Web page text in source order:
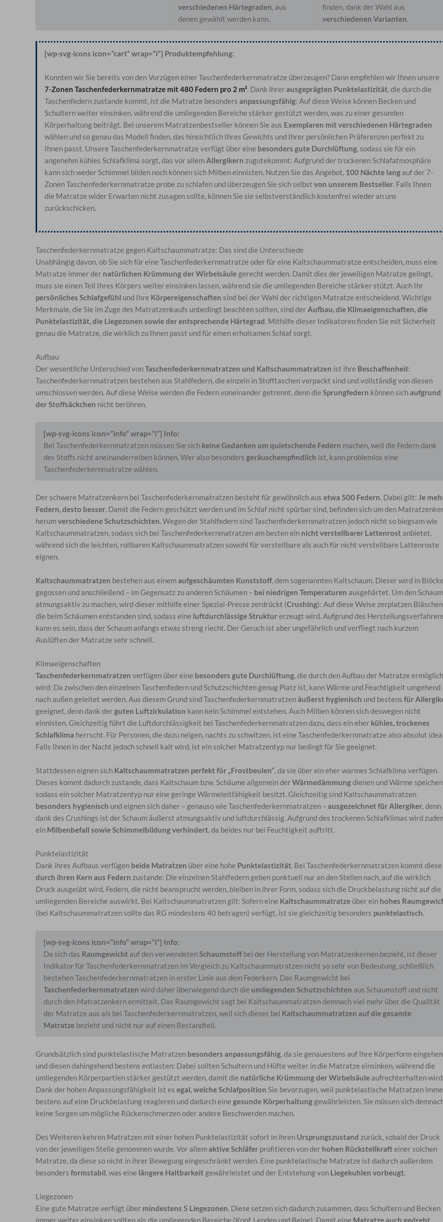
verschiedenen Härtegraden, aus
denen gewählt werden kann.
finden, dank der Wahl aus
verschiedenen Varianten.
[wp-svg-icons icon=“cart“ wrap=“i“] Produktempfehlung:
Konnten wir Sie bereits von den Vorzügen einer Taschenfederkernmatratze überzeugen? Dann empfehlen wir Ihnen unsere
7-Zonen Taschenfederkernmatratze mit480 Federn pro 2 m². Dank ihrerausgeprägten Punktelastizität, die durch die
Taschenfedern zustande kommt, ist die Matratze besonders anpassungsfähig: Auf diese Weise können Becken und
Schultern weiter einsinken, während die umliegenden Bereiche stärker gestützt werden, was zu einer gesunden
Körperhaltung beiträgt. Bei unserem Matratzenbestseller können Sie aus Exemplaren mit verschiedenen Härtegraden
wählen und so genau das Modell finden, das hinsichtlich Ihres Gewichts und Ihrer persönlichen Präferenzen perfekt zu
Ihnen passt. Unsere Taschenfederkernmatratze verfügt über eine besonders gute Durchlüftung, sodass sie für ein
angenehm kühles Schlafklima sorgt, das vor allemAllergikern zugutekommt: Aufgrund der trockenen Schlafatmosphäre
kann sich weder Schimmel bilden noch können sich Milben einnisten. Nutzen Sie das Angebot, 100 Nächte lang auf der 7-
Zonen Taschenfederkernmatratze probe zu schlafen und überzeugen Sie sich selbst von unserem Bestseller. Falls Ihnen
die Matratze wider Erwarten nicht zusagen sollte, können Sie sie selbstverständlich kostenfrei wieder an uns
zurückschicken.
Taschenfederkernmatratze gegen Kaltschaummatratze: Das sind die Unterschiede
Unabhängig davon, ob Sie sich für eine Taschenfederkernmatratze oder für eine Kaltschaummatratze entscheiden, muss eine
Matratze immer der natürlichen Krümmung der Wirbelsäule gerecht werden. Damit dies der jeweiligen Matratze gelingt,
muss sie einen Teil Ihres Körpers weiter einsinken lassen, während sie die umliegenden Bereiche stärker stützt. Auch Ihr
persönliches Schlafgefühl und Ihre Körpereigenschaften sind bei der Wahl der richtigen Matratze entscheidend. Wichtige
Merkmale, die Sie im Zuge des Matratzenkaufs unbedingt beachten sollten, sind derAufbau, die Klimaeigenschaften, die
Punktelastizität, die Liegezonen sowie der entsprechende Härtegrad. Mithilfe dieser Indikatoren finden Sie mit Sicherheit
genau die Matratze, die wirklich zu Ihnen passt und für einen erholsamen Schlaf sorgt.
Aufbau
Der wesentliche Unterschied vonTaschenfederkernmatratzen und Kaltschaummatratzen ist ihre Beschaffenheit:
Taschenfederkernmatratzen bestehen aus Stahlfedern, die einzeln in Stofftaschen verpackt sind und vollständig von diesen
umschlossen werden. Auf diese Weise werden die Federn voneinander getrennt, denn die Sprungfedern können sichaufgrund
der Stoffsäckchen nicht berühren.
[wp-svg-icons icon=“info“ wrap=“i“] Info:
Bei Taschenfederkernmatratzen müssen Sie sich keine Gedanken um quietschende Federn machen, weil die Federn dank
des Stoffs nicht aneinanderreiben können. Wer also besonders geräuschempfindlich ist, kann problemlos eine
Taschenfederkernmatratze wählen.
Der schwere Matratzenkern bei Taschenfederkernmatratzen besteht für gewöhnlich aus etwa 500 Federn. Dabei gilt: Je
Federn, desto besser. Damit die Federn geschützt werden und im Schlaf nicht spürbar sind, befinden sich um den
herumverschiedene Schutzschichten. Wegen der Stahlfedern sind Taschenfederkernmatratzen jedoch nicht so biegsam wie
Kaltschaummatratzen, sodass sich bei Taschenfederkernmatratzen am besten ein nicht verstellbarer Lattenrost anbietet,
während sich die leichten, rollbaren Kaltschaummatratzen sowohl für verstellbare als auch für nicht verstellbare Lattenroste
eignen.
Kaltschaummatratzen bestehen aus einemaufgeschäumten Kunststoff, dem sogenannten Kaltschaum. Dieser wird in
gegossen und anschließend – im Gegensatz zu anderen Schäumen – bei niedrigen Temperaturen ausgehärtet. Um den Schaum
atmungsaktiv zu machen, wird dieser mithilfe einer Spezial-Presse zerdrückt (Crushing): Auf diese Weise zerplatzen
die beim Schäumen entstanden sind, sodass eine luftdurchlässige Strukturerzeugt wird. Aufgrund des
kann es sein, dass der Schaum anfangs etwas streng riecht. Der Geruch ist aber ungefährlich und verfliegt nach kurzem
Auslüften der Matratze sehr schnell.
Klimaeigenschaften
Taschenfederkernmatratzen verfügen über eine besonders gute Durchlüftung, die durch den Aufbau der Matratze
wird: Da zwischen den einzelnen Taschenfedern und Schutzschichten genug Platz ist, kann Wärme und Feuchtigkeit umgehend
nach außen geleitet werden. Aus diesem Grund sind Taschenfederkernmatratzenäußerst hygienisch und bestens für
geeignet, denn dank derguten Luftzirkulation kann kein Schimmel entstehen. Auch Milben können sich deswegen nicht
einnisten. Gleichzeitig führt die Luftdurchlässigkeit bei Taschenfederkernmatratzen dazu, dass ein eher kühles, trockenes
Schlafklima herrscht. Für Personen, die dazu neigen, nachts zu schwitzen, ist eine Taschenfederkernmatratze also absolut
Falls Ihnen in der Nacht jedoch schnell kalt wird, ist ein solcher Matratzentyp nur bedingt für Sie geeignet.
Stattdessen eignen sich Kaltschaummatratzen perfekt für „Frostbeulen“, da sie über ein eher warmes Schlafklima verfügen.
Dieses kommt dadurch zustande, dass Kaltschaum bzw. Schäume allgemein derWärmedämmungdienen und Wärme
sodass ein solcher Matratzentyp nur eine geringe Wärmeleitfähigkeit besitzt. Gleichzeitig sind Kaltschaummatratzen
besonders hygienisch und eignen sich daher – genauso wie Taschenfederkernmatratzen – ausgezeichnet für Allergiker, denn
dank des Crushings ist der Schaum äußerst atmungsaktiv und luftdurchlässig. Aufgrund des trockenen Schlafklimas wird
ein Milbenbefall sowie Schimmelbildung verhindert, da beides nur bei Feuchtigkeit auftritt.
Punktelastizität
Dank ihres Aufbaus verfügen beide Matratzen über eine hohe Punktelastizität. Bei Taschenfederkernmatratzen kommt diese
durch ihren Kern aus Federn zustande: Die einzelnen Stahlfedern geben punktuell nur an den Stellen nach, auf die wirklich
Druck ausgeübt wird. Federn, die nicht beansprucht werden, bleiben in ihrer Form, sodass sich die Druckbelastung nicht auf die
umliegenden Bereiche auswirkt. Bei Kaltschaummatratzen gilt: Sofern eine Kaltschaummatratze über ein hohes
(bei Kaltschaummatratzen sollte das RG mindestens 40 betragen) verfügt, ist sie gleichzeitig besonders punktelastisch.
[wp-svg-icons icon=“info“ wrap=“i“] Info:
Da sich das Raumgewicht auf den verwendetenSchaumstoff bei der Herstellung von Matratzenkernen bezieht, ist dieser
Indikator für Taschenfederkernmatratzen im Vergleich zu Kaltschaummatratzen nicht so sehr von Bedeutung, schließlich
bestehen Taschenfederkernmatratzen in erster Linie aus dem Federkern. Das Raumgewicht bei
Taschenfederkernmatratzen wird daher überwiegend durch die umliegenden Schutzschichten aus Schaumstoff und nicht
durch den Matratzenkern ermittelt. Das Raumgewicht sagt bei Kaltschaummatratzen demnach viel mehr über die Qualität
der Matratze aus als bei Taschenfederkernmatratzen, weil sich dieses bei Kaltschaummatratzen auf die gesamte
Matratze bezieht und nicht nur auf einen Bestandteil.
Grundsätzlich sind punktelastische Matratzen besonders anpassungsfähig, da sie genauestens auf Ihre Körperform eingehen
und diesen dahingehend bestens entlasten: Dabei sollten Schultern und Hüfte weiter in die Matratze einsinken, während die
umliegenden Körperpartien stärker gestützt werden, damit die natürliche Krümmung der Wirbelsäule aufrechterhalten
Dank der hohen Anpassungsfähigkeit ist es egal, welche Schlafposition Sie bevorzugen, weil punktelastische Matratzen
bestens auf eine Druckbelastung reagieren und dadurch eine gesunde Körperhaltung gewährleisten. Sie müssen sich
keine Sorgen um mögliche Rückenschmerzen oder andere Beschwerden machen.
Des Weiteren kehren Matratzen mit einer hohen Punktelastizität sofort in ihren Ursprungszustand zurück, sobald der Druck
von der jeweiligen Stelle genommen wurde. Vor allemaktive Schläfer profitieren von der hohen Rückstellkrafteiner solchen
Matratze, da diese so nicht in ihrer Bewegung eingeschränkt werden. Eine punktelastische Matratze ist dadurch außerdem
besonders formstabil, was eine längere Haltbarkeit gewährleistet und der Entstehung von Liegekuhlen vorbeugt.
Liegezonen
Eine gute Matratze verfügt über mindestens 5 Liegezonen. Diese setzen sich dadurch zusammen, dass Schultern und Becken
immer weiter einsinken sollten als die umliegenden Bereiche (Kopf, Lenden und Beine). Damit eine Matratze auch gedreht